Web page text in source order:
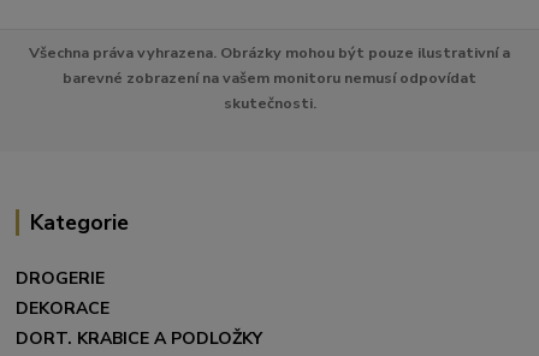
Všechna práva vyhrazena. Obrázky mohou být pouze ilustrativní a
barevné zobrazení na vašem monitoru nemusí odpovídat
skutečnosti.
Kategorie
DROGERIE
DEKORACE
DORT. KRABICE A PODLOŽKY